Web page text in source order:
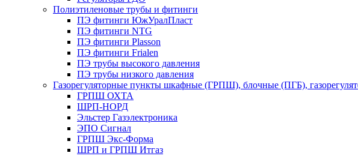
Полиэтиленовые трубы и фитинги
ПЭ фитинги ЮжУралПласт
ПЭ фитинги NTG
ПЭ фитинги Plasson
ПЭ фитинги Frialen
ПЭ трубы высокого давления
ПЭ трубы низкого давления
Газорегуляторные пункты шкафные (ГРПШ), блочные (ПГБ),
ГРПШ ОХТА
ШРП-НОРД
Эльстер Газэлектроника
ЭПО Сигнал
ГРПШ Экс-Форма
ШРП и ГРПШ Итгаз